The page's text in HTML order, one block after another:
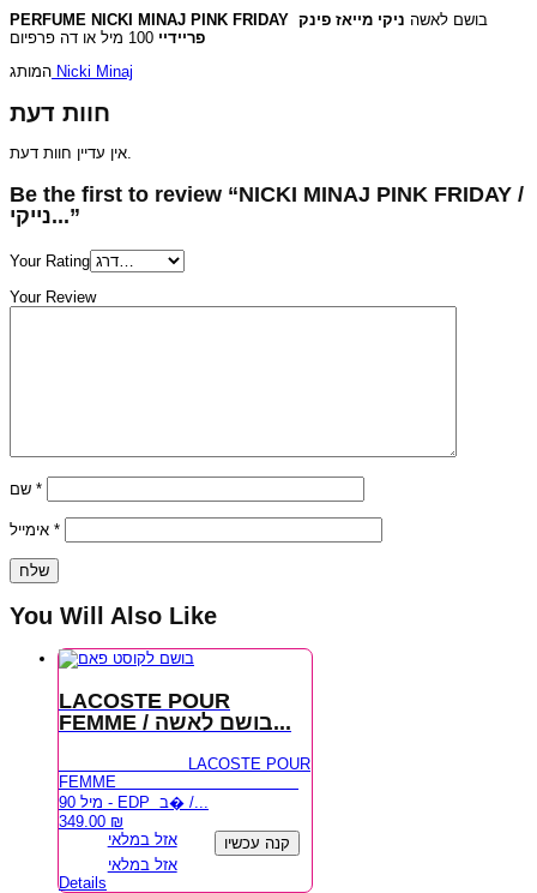
PERFUME NICKI MINAJ PINK FRIDAY בושם לאשה ניקי מייאז פינק
פריידיי
המותג Nicki Minaj
חוות דעת
אין עדיין חוות דעת.
Be the first to review “NICKI MINAJ PINK FRIDAY /
נייקי...”
Your Rating
Your Review
*
*
You Will Also Like
LACOSTE POUR
FEMME / בושם לאשה...
LACOSTE POUR
FEMME
90 מיל - EDP ב� /...
349.00 ₪
אזל במלאי
קנה עכשיו
אזל במלאי
Details